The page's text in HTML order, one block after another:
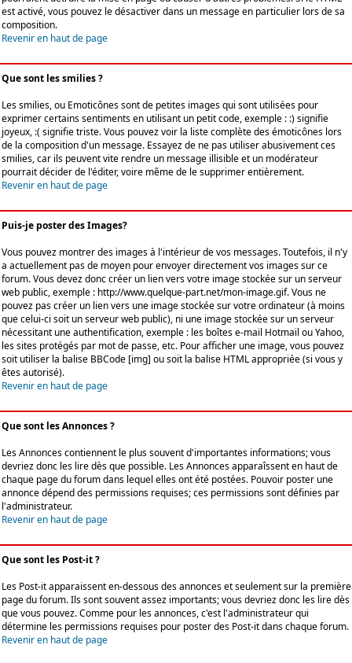
est activé, vous pouvez le désactiver dans un message en particulier lors de sa
composition.
Revenir en haut de page
Que sont les smilies ?
Les smilies, ou Emoticônes sont de petites images qui sont utilisées pour
exprimer certains sentiments en utilisant un petit code, exemple : :) signifie
joyeux, :( signifie triste. Vous pouvez voir la liste complète des émoticônes lors
de la composition d'un message. Essayez de ne pas utiliser abusivement ces
smilies, car ils peuvent vite rendre un message illisible et un modérateur
pourrait décider de l'éditer, voire même de le supprimer entièrement.
Revenir en haut de page
Puis-je poster des Images?
Vous pouvez montrer des images à l'intérieur de vos messages. Toutefois, il n'y
a actuellement pas de moyen pour envoyer directement vos images sur ce
forum. Vous devez donc créer un lien vers votre image stockée sur un serveur
web public, exemple : http://www.quelque-part.net/mon-image.gif. Vous ne
pouvez pas créer un lien vers une image stockée sur votre ordinateur (à moins
que celui-ci soit un serveur web public), ni une image stockée sur un serveur
nécessitant une authentification, exemple : les boîtes e-mail Hotmail ou Yahoo,
les sites protégés par mot de passe, etc. Pour afficher une image, vous pouvez
soit utiliser la balise BBCode [img] ou soit la balise HTML appropriée (si vous y
êtes autorisé).
Revenir en haut de page
Que sont les Annonces ?
Les Annonces contiennent le plus souvent d'importantes informations; vous
devriez donc les lire dès que possible. Les Annonces apparaîssent en haut de
chaque page du forum dans lequel elles ont été postées. Pouvoir poster une
annonce dépend des permissions requises; ces permissions sont définies par
l'administrateur.
Revenir en haut de page
Que sont les Post-it ?
Les Post-it apparaissent en-dessous des annonces et seulement sur la première
page du forum. Ils sont souvent assez importants; vous devriez donc les lire dès
que vous pouvez. Comme pour les annonces, c'est l'administrateur qui
détermine les permissions requises pour poster des Post-it dans chaque forum.
Revenir en haut de page